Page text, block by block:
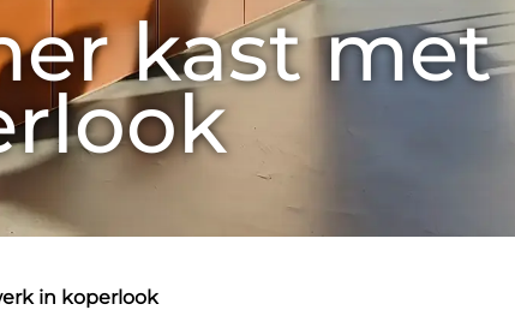
kast met
in koperlook